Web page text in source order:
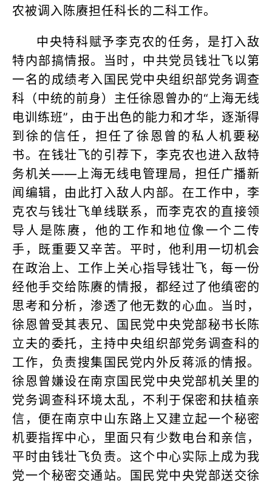
农被调入陈赓担任科长的二科工作。
中央特科赋予李克农的任务，是打入敌
特内部搞情报。当时，中共党员钱壮飞以第
一名的成绩考入国民党中央组织部党务调查
科（中统的前身）主任徐恩曾办的“上海无线
电训练班”，由于出色的能力和才华，逐渐得
到徐的信任，担任了徐恩曾的私人机要秘
书。在钱壮飞的引荐下，李克农也进入敌特
务机关——上海无线电管理局，担任广播新
闻编辑，由此打入敌人内部。在工作中，李
克农与钱壮飞单线联系，而李克农的直接领
导人是陈赓，他的工作和地位像一个二传
手，既重要又辛苦。平时，他利用一切机会
在政治上、工作上关心指导钱壮飞，每一份
经他手交给陈赓的情报，都经过了他缜密的
思考和分析，渗透了他无数的心血。当时，
徐恩曾受其表兄、国民党中央党部秘书长陈
立夫的委托，主持中央组织部党务调查科的
工作，负责搜集国民党内外反蒋派的情报。
徐恩曾嫌设在南京国民党中央党部机关里的
党务调查科环境太乱，不利于保密和扶植亲
信，便在南京中山东路上又建立起一个秘密
机要指挥中心，里面只有少数电台和亲信，
平时由钱壮飞负责。这个中心实际上成为我
党一个秘密交通站。国民党中央党部送交徐